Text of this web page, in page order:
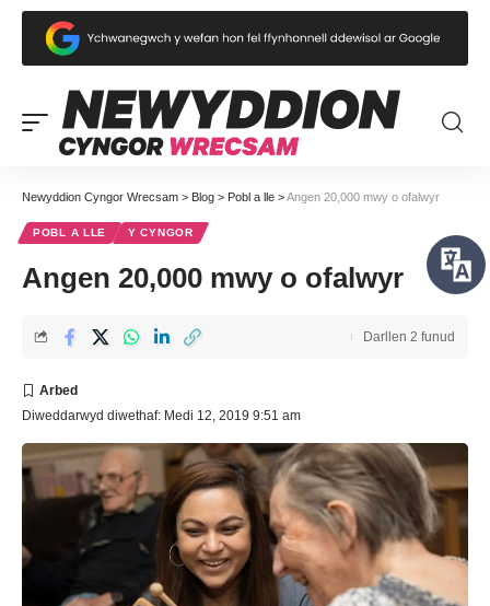
Newyddion Cyngor Wrecsam > Blog > Pobl a lle >Angen 20,000 mwy o ofalwyr
POBL A LLE Y CYNGOR
Angen 20,000 mwy o ofalwyr
Diweddarwyd diwethaf: Medi 12, 2019 9:51 am
Darllen 2 funud